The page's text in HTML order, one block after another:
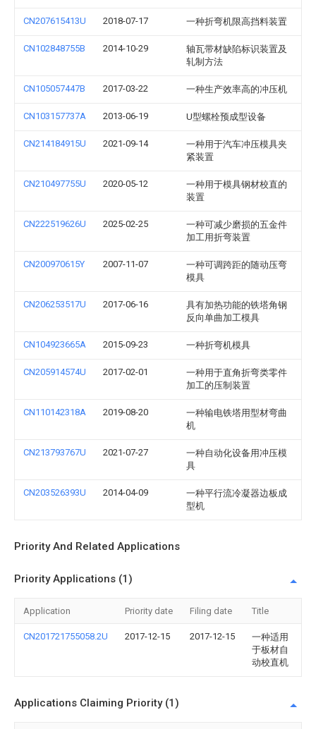
CN207615413U 2018-07-17 一种折弯机限高挡料装置
CN102848755B 2014-10-29
轴瓦带材缺陷标识装置及
轧制方法
CN105057447B 2017-03-22 一种生产效率高的冲压机
CN103157737A 2013-06-19 U型螺栓预成型设备
CN214184915U 2021-09-14
一种用于汽车冲压模具夹
紧装置
CN210497755U 2020-05-12
一种用于模具钢材校直的
装置
CN222519626U 2025-02-25
一种可减少磨损的五金件
加工用折弯装置
CN200970615Y 2007-11-07
一种可调跨距的随动压弯
模具
CN206253517U 2017-06-16
具有加热功能的铁塔角钢
反向单曲加工模具
CN104923665A 2015-09-23 一种折弯机模具
CN205914574U 2017-02-01
一种用于直角折弯类零件
加工的压制装置
CN110142318A 2019-08-20
一种输电铁塔用型材弯曲
机
CN213793767U 2021-07-27
一种自动化设备用冲压模
具
CN203526393U 2014-04-09
一种平行流冷凝器边板成
型机
Priority And Related Applications
Priority Applications (1)
Application Priority date Filing date Title
CN201721755058.2U 2017-12-15 2017-12-15
一种适用
于板材自
动校直机
Applications Claiming Priority (1)